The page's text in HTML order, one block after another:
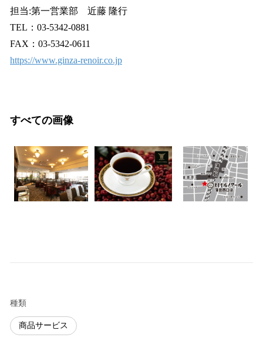
担当:第一営業部 近藤 隆行
TEL：03-5342-0881
FAX：03-5342-0611
https://www.ginza-renoir.co.jp
すべての画像
種類
商品サービス